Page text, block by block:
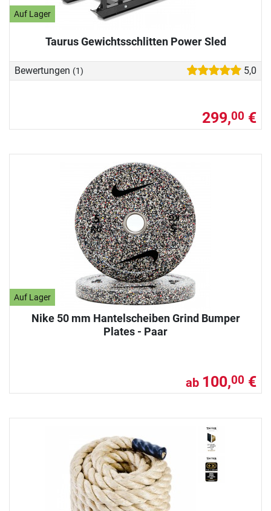
Auf Lager
Taurus Gewichtsschlitten Power Sled
Bewertungen (1) 5,0
299,00 €
Auf Lager
Nike 50 mm Hantelscheiben Grind Bumper
Plates - Paar
ab 100,00 €